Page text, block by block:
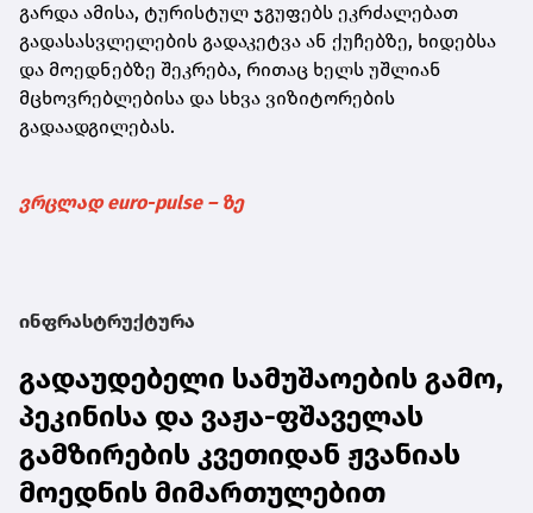
გარდა ამისა, ტურისტულ ჯგუფებს ეკრძალებათ
გადასასვლელების გადაკეტვა ან ქუჩებზე, ხიდებსა
და მოედნებზე შეკრება, რითაც ხელს უშლიან
მცხოვრებლებისა და სხვა ვიზიტორების
გადაადგილებას.
ვრცლად euro-pulse – ზე
ინფრასტრუქტურა
გადაუდებელი სამუშაოების გამო,
პეკინისა და ვაჟა-ფშაველას
გამზირების კვეთიდან ჟვანიას
მოედნის მიმართულებით